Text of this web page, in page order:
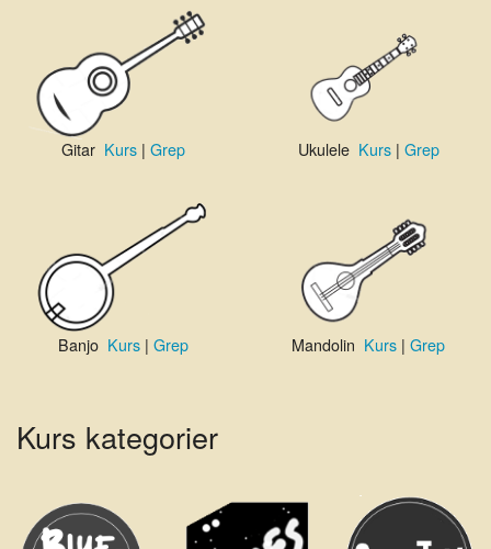
Gitar Kurs| Grep Ukulele Kurs| Grep
Banjo Kurs| Grep Mandolin Kurs | Grep
Kurs kategorier